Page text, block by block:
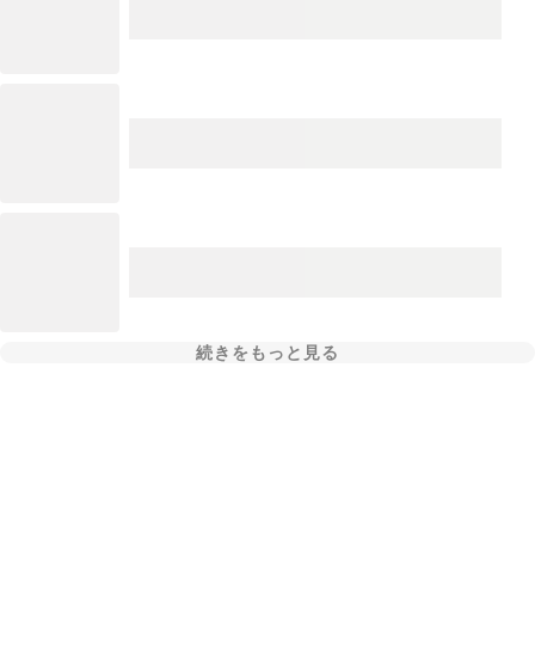
続きをもっと見る